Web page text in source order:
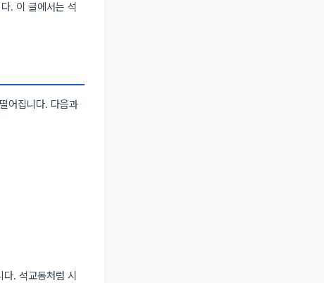
. 이 글에서는 석
어집니다. 다음과
. 석교동처럼 시